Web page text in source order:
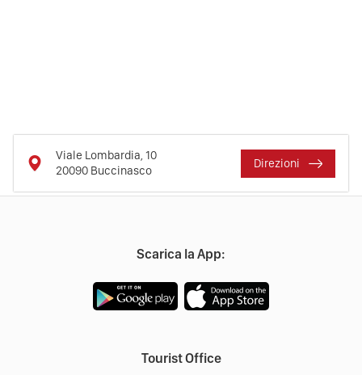
Viale Lombardia, 10
20090 Buccinasco
Direzioni
Scarica la App:
Tourist Office